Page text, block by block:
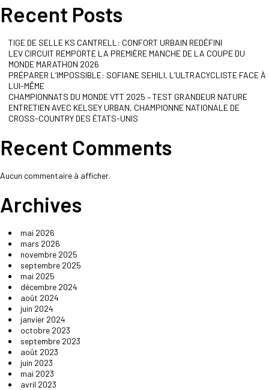
Recent Posts
TIGE DE SELLE KS CANTRELL: CONFORT URBAIN REDÉFINI
LEV CIRCUIT REMPORTE LA PREMIÈRE MANCHE DE LA COUPE DU
MONDE MARATHON 2026
PRÉPARER L’IMPOSSIBLE: SOFIANE SEHILI, L’ULTRACYCLISTE FACE À
LUI-MÊME
CHAMPIONNATS DU MONDE VTT 2025 – TEST GRANDEUR NATURE
ENTRETIEN AVEC KELSEY URBAN, CHAMPIONNE NATIONALE DE
CROSS-COUNTRY DES ÉTATS-UNIS
Recent Comments
Aucun commentaire à afficher.
Archives
mai 2026
mars 2026
novembre 2025
septembre 2025
mai 2025
décembre 2024
août 2024
juin 2024
janvier 2024
octobre 2023
septembre 2023
août 2023
juin 2023
mai 2023
avril 2023